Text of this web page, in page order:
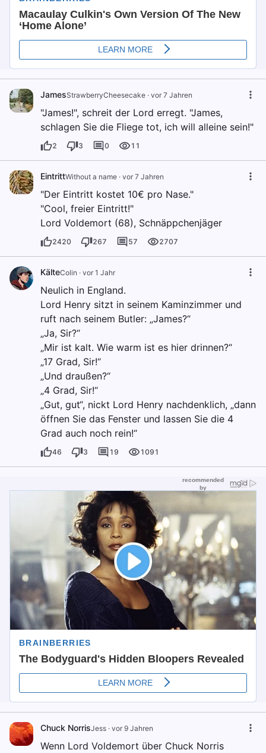
JamesStrawberryCheesecake · vor 7 Jahren
"James!", schreit der Lord erregt. "James,
schlagen Sie die Fliege tot, ich will alleine sein!"
2 3 0 11
EintrittWithout a name · vor 7 Jahren
"Der Eintritt kostet 10€ pro Nase."
"Cool, freier Eintritt!"
Lord Voldemort (68), Schnäppchenjäger
2420 267 57 2707
KälteColin · vor 1 Jahr
Neulich in England.
Lord Henry sitzt in seinem Kaminzimmer und
ruft nach seinem Butler: „James?“
„Ja, Sir?“
„Mir ist kalt. Wie warm ist es hier drinnen?“
„17 Grad, Sir!“
„Und draußen?“
„4 Grad, Sir!“
„Gut, gut“, nickt Lord Henry nachdenklich, „dann
öffnen Sie das Fenster und lassen Sie die 4
Grad auch noch rein!“
46 3 19 1091
Chuck NorrisJess · vor 9 Jahren
Wenn Lord Voldemort über Chuck Norris